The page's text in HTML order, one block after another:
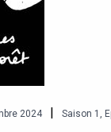
2024 | Saison 1